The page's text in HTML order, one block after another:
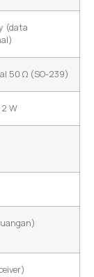
(data
50 Ω (SO-239)
W